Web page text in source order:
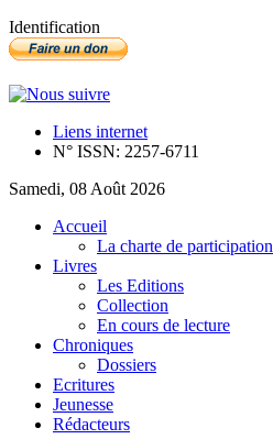
Identification
Liens internet
N° ISSN: 2257-6711
Samedi, 08 Août 2026
Accueil
La charte de participation
Livres
Les Editions
Collection
En cours de lecture
Chroniques
Dossiers
Ecritures
Jeunesse
Rédacteurs